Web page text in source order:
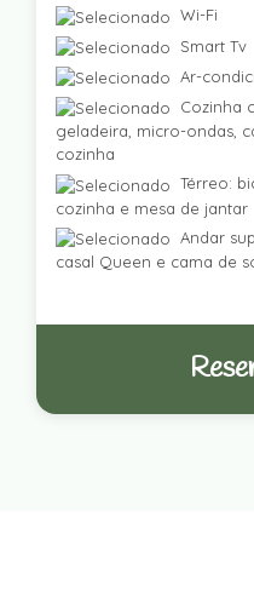
Wi-Fi
Smart Tv
Ar-
Cozinha
geladeira, micro-ondas,
cozinha
Térreo:
cozinha e mesa de jantar
Andar
casal Queen e cama de